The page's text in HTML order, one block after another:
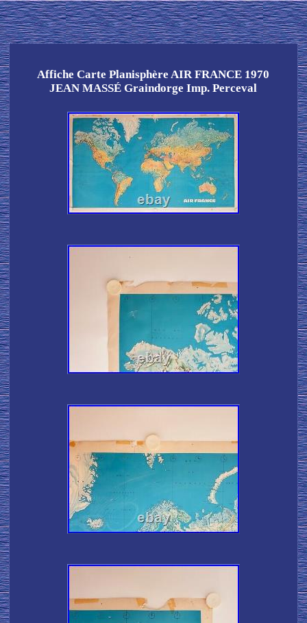
Affiche Carte Planisphère AIR FRANCE 1970
JEAN MASSÉ Graindorge Imp. Perceval